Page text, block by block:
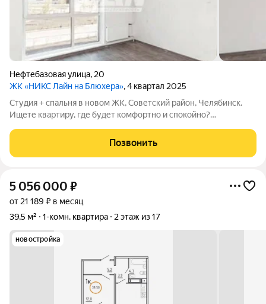
Нефтебазовая улица, 20
ЖК «НИКС Лайн на Блюхера», 4 квартал 2025
Студия + спальня в новом ЖК, Советский район, Челябинск.
Ищете квартиру, где будет комфортно и спокойно?
пространство, хватит места и для
Позвонить
5 056 000 ₽
от 21 189 ₽ в месяц
39,5 м²
1-комн. квартира 2 этаж из 17
новостройка